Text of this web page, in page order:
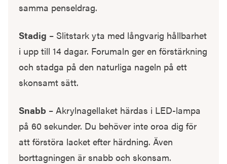
samma penseldrag.
Stadig – Slitstark yta med långvarig hållbarhet
i upp till 14 dagar. Forumaln ger en förstärkning
och stadga på den naturliga nageln på ett
skonsamt sätt.
Snabb – Akrylnagellaket härdas i LED-lampa
på 60 sekunder. Du behöver inte oroa dig för
att förstöra lacket efter härdning. Även
borttagningen är snabb och skonsam.